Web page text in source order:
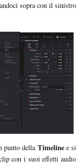
sopra con il sinistro
punto della Timelinee si
con i suoi effetti audio